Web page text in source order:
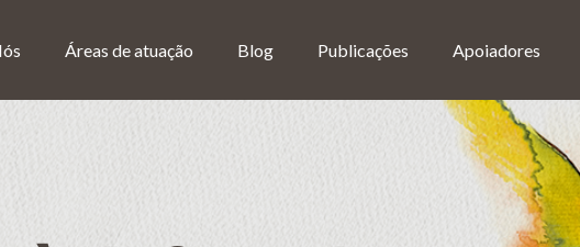
Áreas de atuação Blog Publicações Apoiadores